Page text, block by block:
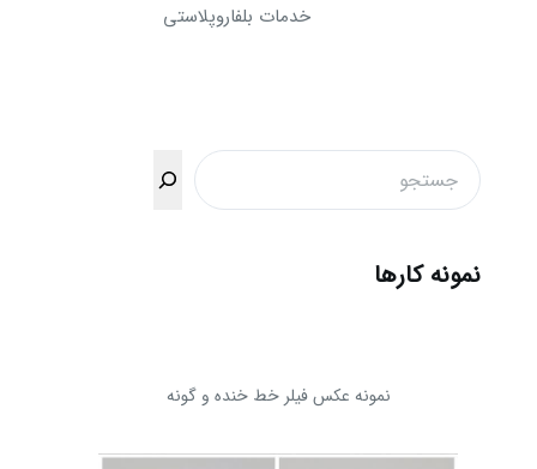
خدمات بلفاروپلاستی
جستجو
نمونه کارها
نمونه عکس فیلر خط خنده و گونه